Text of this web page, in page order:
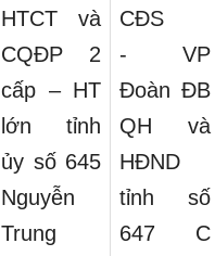
HTCT và
CQĐP 2
cấp – HT
lớn tỉnh
ủy số 645
Nguyễn
Trung
CĐS
- VP
Đoàn ĐB
QH và
HĐND
tỉnh số
647 C